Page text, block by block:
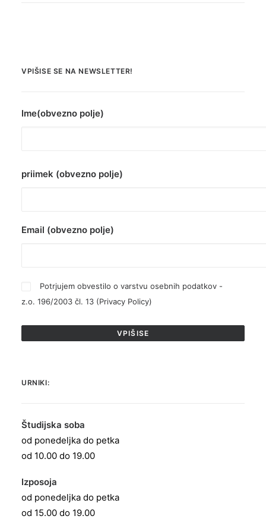
VPIŠISE SE NA NEWSLETTER!
Ime(obvezno polje)
priimek (obvezno polje)
Email (obvezno polje)
Potrjujem obvestilo o varstvu osebnih podatkov -
z.o. 196/2003 čl. 13 (Privacy Policy)
URNIKI:
Študijska soba
od ponedeljka do petka
od 10.00 do 19.00
Izposoja
od ponedeljka do petka
od 15.00 do 19.00